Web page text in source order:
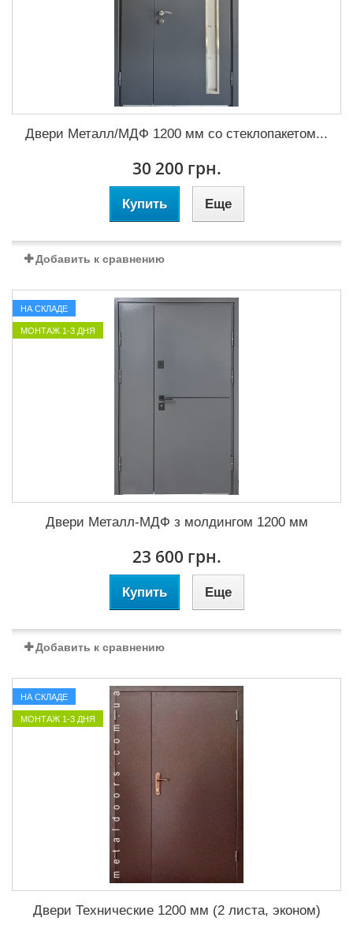
Двери Металл/МДФ 1200 мм со стеклопакетом...
30 200 грн.
Купить Еще
Добавить к сравнению
НА СКЛАДЕ
МОНТАЖ 1-3 ДНЯ
Двери Металл-МДФ з молдингом 1200 мм
23 600 грн.
Купить Еще
Добавить к сравнению
НА СКЛАДЕ
МОНТАЖ 1-3 ДНЯ
Двери Технические 1200 мм (2 листа, эконом)